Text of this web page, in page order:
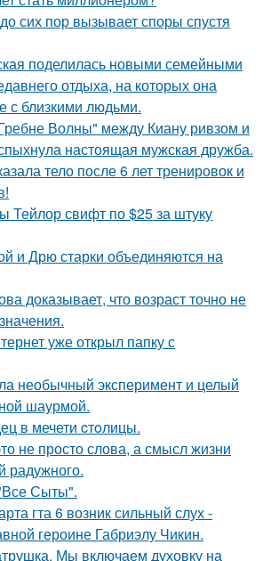
сих пор вызывает споры спустя
поделилась новыми семейными
отдыха, на которых она
с близкими людьми.
Волны" между Киану ривзом и
настоящая мужская дружба.
тело после 6 лет тренировок и
Тейлор свифт по $25 за штуку
и Дрю старки объединяются на
доказывает, что возраст точно не
уже открыл папку с
необычный эксперимент и целый
шаурмой.
в мечети cтoлицы.
не просто слова, а смысл жизни
радужного.
Сыты".
гта 6 возник сильный слух -
героине Габриэлу Чикин.
Мы включаем духовку на